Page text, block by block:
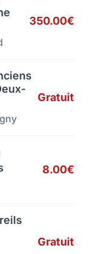
350.00€
Gratuit
8.00€
Gratuit